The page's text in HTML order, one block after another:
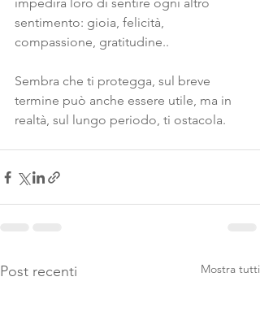
sentimento: gioia, felicità,
compassione, gratitudine..
Sembra che ti protegga, sul breve
termine può anche essere utile, ma in
realtà, sul lungo periodo, ti ostacola.
Post recenti Mostra tutti